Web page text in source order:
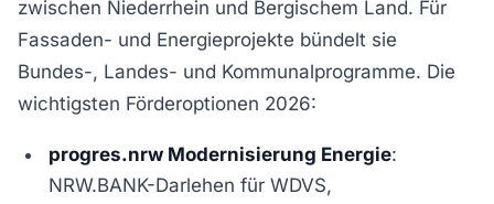
zwischen Niederrhein und Bergischem Land. Für
Fassaden- und Energieprojekte bündelt sie
Bundes-, Landes- und Kommunalprogramme. Die
wichtigsten Förderoptionen 2026:
progres.nrw Modernisierung Energie:
NRW.BANK-Darlehen für WDVS,